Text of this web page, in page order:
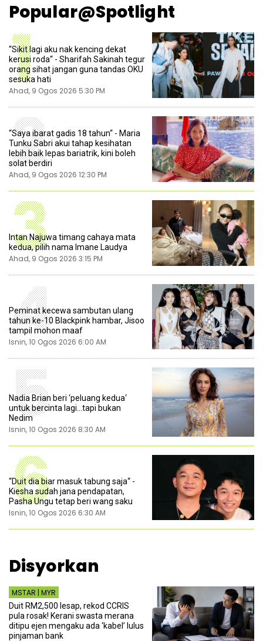
Popular@Spotlight
1
“Sikit lagi aku nak kencing dekat
kerusi roda“ - Sharifah Sakinah tegur
orang sihat jangan guna tandas OKU
sesuka hati
Ahad, 9 Ogos 2026 5:30 PM
2
“Saya ibarat gadis 18 tahun“ - Maria
Tunku Sabri akui tahap kesihatan
lebih baik lepas bariatrik, kini boleh
solat berdiri
Ahad, 9 Ogos 2026 12:30 PM
3
Intan Najuwa timang cahaya mata
kedua, pilih nama Imane Laudya
Ahad, 9 Ogos 2026 3:15 PM
4
Peminat kecewa sambutan ulang
tahun ke-10 Blackpink hambar, Jisoo
tampil mohon maaf
Isnin, 10 Ogos 2026 6:00 AM
5
Nadia Brian beri ‘peluang kedua‘
untuk bercinta lagi...tapi bukan
Nedim
Isnin, 10 Ogos 2026 8:30 AM
6
“Duit dia biar masuk tabung saja“ -
Kiesha sudah jana pendapatan,
Pasha Ungu tetap beri wang saku
Isnin, 10 Ogos 2026 6:30 AM
Disyorkan
MSTAR | MYR
Duit RM2,500 lesap, rekod CCRIS
pula rosak! Kerani swasta merana
ditipu ejen mengaku ada ‘kabel’ lulus
pinjaman bank